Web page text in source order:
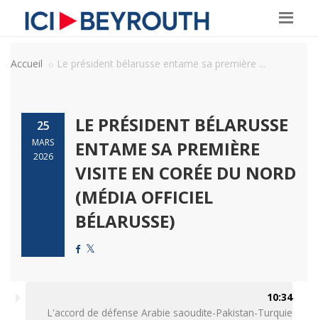
Accueil Le président bélarusse entame sa première ...
25
MARS
2026
LE PRÉSIDENT BÉLARUSSE
ENTAME SA PREMIÈRE
VISITE EN CORÉE DU NORD
(MÉDIA OFFICIEL
BÉLARUSSE)
10:34
L'accord de défense Arabie saoudite-Pakistan-Turquie